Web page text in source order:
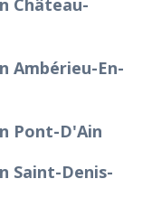
Château-
Ambérieu-En-
Pont-D'Ain
Saint-Denis-